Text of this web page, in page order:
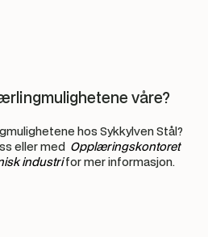
våre?
hos Sykkylven Stål?
eller med Opplæringskontoret
industri for mer informasjon.